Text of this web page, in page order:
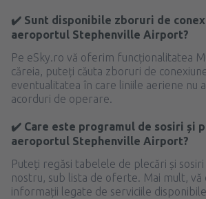
✔️ Sunt disponibile zboruri de
aeroportul Stephenville Airport?
Pe eSky.ro vă oferim funcționalitatea
căreia, puteți căuta zboruri de
eventualitatea în care liniile aeriene nu
acorduri de operare.
✔️ Care este programul de sosiri și
aeroportul Stephenville Airport?
Puteți regăsi tabelele de plecări și
nostru, sub lista de oferte. Mai mult, vă
informații legate de serviciile